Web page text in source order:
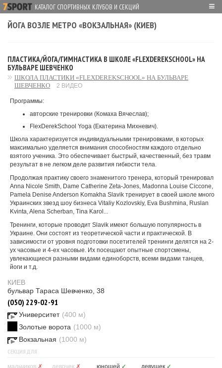
КАТАЛОГ СПОРТИВНЫХ КЛУБОВ И СЕКЦИЙ ≡
ЙОГА ВОЗЛЕ МЕТРО «ВОКЗАЛЬНАЯ» (КИЕВ)
ПЛАСТИКА/ЙОГА/ГИМНАСТИКА В ШКОЛЕ «FLEXDEREKSCHOOL» НА
БУЛЬВАРЕ ШЕВЧЕНКО
ШКОЛА ПЛАСТИКИ «FLEXDEREKSCHOOL» НА БУЛЬВАРЕ
ШЕВЧЕНКО
2 ВИДЕО
Программы:
авторские тренировки (Комаха Вячеслав);
FlexDerekSchool Yoga (Екатерина Михневич).
Школа характеризуется индивидуальными тренировками, в которых
максимально уделяется внимания способностям каждого отдельно
взятого ученика. Это обеспечивает быстрый, качественный, без травм
результат в не легком деле развития гибкости тела.
Продолжая практику своего знаменитого тренера, который тренировал
Anna Nicole Smith, Dame Catherine Zeta-Jones, Madonna Louise Ciccone,
Pamela Denise Anderson Komakha Slavik тренирует в своей школе много
Украинских звезд шоу бизнеса Vitaliy Kozlovskiy, Eva Bushmina, Ruslan
Kvinta, Alena Scherban, Tina Karol...
Тренинги, которые проводит Slavik имеют большую популярность в
Украине. Они состоят из теоретической части и практической. В
зависимости от уровня подготовки посетителей тренинги делятся на 2-
ух часовые и 4-ех часовые. Их посещают опытные спортсмены,
увлекающиеся разными видами единоборств, всеми видами танцев,
йоги и т.д.
КИЕВ
бульвар Тараса Шевченко, 38
(050) 229-02-91
Университет (400 м)
Золотые ворота (1000 м)
Вокзальная (1000 м)
СЕКЦИЯ ДЛЯ
мальчиков ✗ девочек ✗ юношей ✓ девушек ✓